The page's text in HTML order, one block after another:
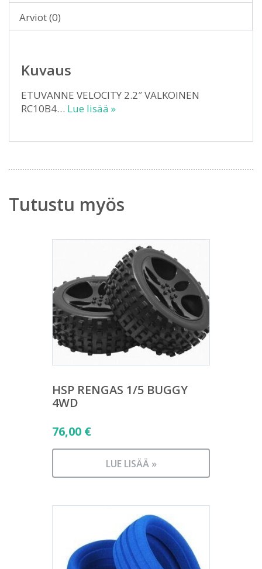
Arviot (0)
Kuvaus
ETUVANNE VELOCITY 2.2″ VALKOINEN
RC10B4… Lue lisää »
Tutustu myös
HSP RENGAS 1/5 BUGGY
4WD
76,00 €
LUE LISÄÄ »